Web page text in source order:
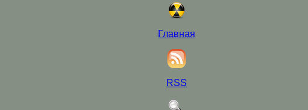
Главная
RSS